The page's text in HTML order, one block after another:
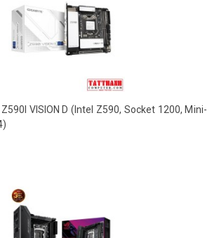
VISION D (Intel Z590, Socket 1200, Mini-